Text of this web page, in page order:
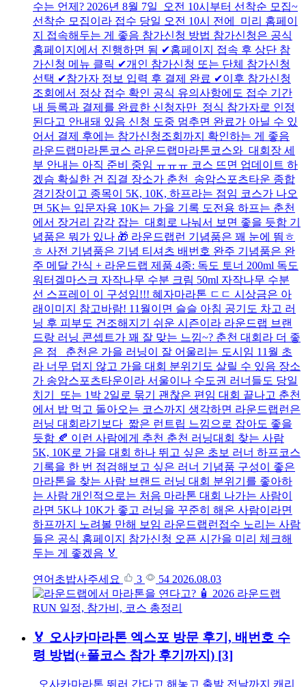
수는 언제? 2026년 8월 7일 오전 10시부터 선착순 모집~
선착순 모집이라 접수 당일 오전 10시 전에 미리 홈페이
지 접속해두는 게 좋음 참가신청 방법 참가신청은 공식
홈페이지에서 진행하면 됨 ✔홈페이지 접속 후 상단 참
가신청 메뉴 클릭 ✔개인 참가신청 또는 단체 참가신청
선택 ✔참가자 정보 입력 후 결제 완료 ✔이후 참가신청
조회에서 정상 접수 확인 공식 유의사항에도 접수 기간
내 등록과 결제를 완료한 신청자만 정식 참가자로 인정
된다고 안내돼 있음 신청 도중 멈추면 완료가 아닐 수 있
어서 결제 후에는 참가신청조회까지 확인하는 게 좋음
라운드랩마라톤코스 라운드랩마라톤코스와 대회장 세
부 안내는 아직 준비 중임 ㅠㅠㅠ 코스 뜨면 업데이트 하
겠슴 확실한 건 집결 장소가 춘천 송암스포츠타운 종합
경기장이고 종목이 5K, 10K, 하프라는 점임 코스가 나오
면 5K는 입문자용 10K는 가을 기록 도전용 하프는 춘천
에서 장거리 감각 잡는 대회로 나눠서 보면 좋을 듯함 기
념품은 뭐가 있나 🎁 라운드랩런 기념품은 꽤 눈에 띔ㅎ
ㅎ 사전 기념품은 기념 티셔츠 배번호 완주 기념품은 완
주 메달 간식 + 라운드랩 제품 4종: 독도 토너 200ml 독도
워터겔마스크 자작나무 수분 크림 50ml 자작나무 수분
선 스프레이 이 구성임!!! 혜자마라톤 ㄷㄷ 시상금은 아
래이미지 참고바람! 11월이면 슬슬 아침 공기도 차고 러
닝 후 피부도 건조해지기 쉬운 시즌이라 라운드랩 브랜
드랑 러닝 콘셉트가 꽤 잘 맞는 느낌~? 춘천 대회라 더 좋
은 점 춘천은 가을 러닝이 잘 어울리는 도시임 11월 초
라 너무 덥지 않고 가을 대회 분위기도 살릴 수 있음 장소
가 송암스포츠타운이라 서울이나 수도권 러너들도 당일
치기 또는 1박 2일로 묶기 괜찮은 편임 대회 끝나고 춘천
에서 밥 먹고 돌아오는 코스까지 생각하면 라운드랩런은
러닝 대회라기보다 짧은 런트립 느낌으로 잡아도 좋을
듯함 🍂 이런 사람에게 추천 춘천 러닝대회 찾는 사람
5K, 10K로 가을 대회 하나 뛰고 싶은 초보 러너 하프코스
기록을 한 번 점검해보고 싶은 러너 기념품 구성이 좋은
마라톤을 찾는 사람 브랜드 러닝 대회 분위기를 좋아하
는 사람 개인적으로는 처음 마라톤 대회 나가는 사람이
라면 5K나 10K가 좋고 러닝을 꾸준히 해온 사람이라면
하프까지 노려볼 만해 보임 라운드랩런접수 노리는 사람
들은 공식 홈페이지 참가신청 오픈 시간을 미리 체크해
두는 게 좋겠음 🏅
연어초밥사주세요 3 54 2026.08.03
🏅 오사카마라톤 엑스포 방문 후기, 배번호 수
령 방법(+풀코스 참가 후기까지) [3]
오사카마라톤 뛰러 간다고 해놓고 출발 전날까지 캐리